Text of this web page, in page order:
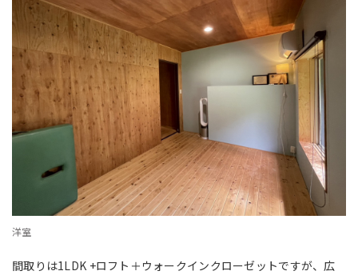
洋室
間取りは1LDK +ロフト＋ウォークインクローゼットですが、広